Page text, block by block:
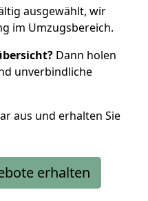
ausgewählt, wir
im Umzugsbereich.
Dann holen
unverbindliche
aus und erhalten Sie
erhalten